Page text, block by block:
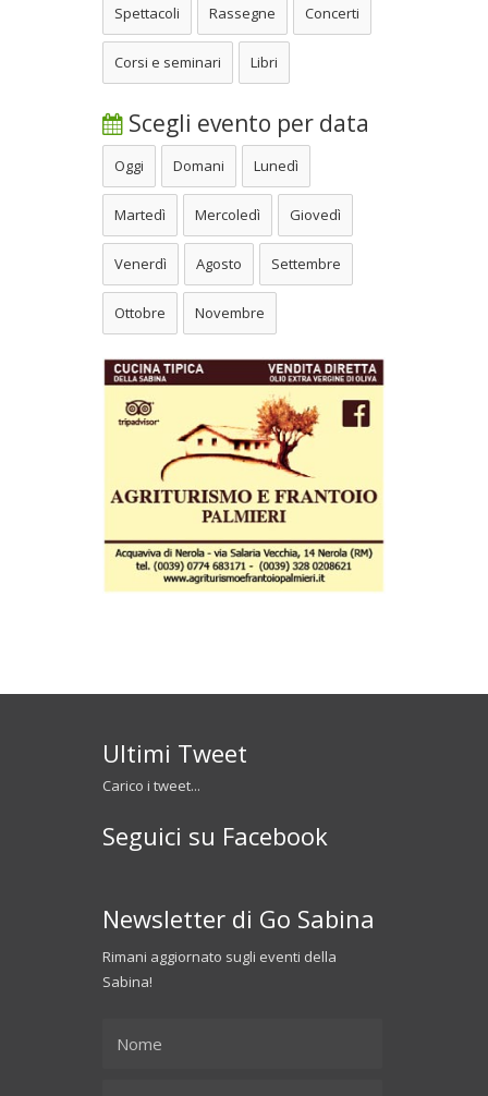
Spettacoli Rassegne Concerti
Corsi e seminari Libri
Scegli evento per data
Oggi Domani Lunedì
Martedì Mercoledì Giovedì
Venerdì Agosto Settembre
Ottobre Novembre
Ultimi Tweet
Carico i tweet...
Seguici su Facebook
Newsletter di Go Sabina
Rimani aggiornato sugli eventi della
Sabina!